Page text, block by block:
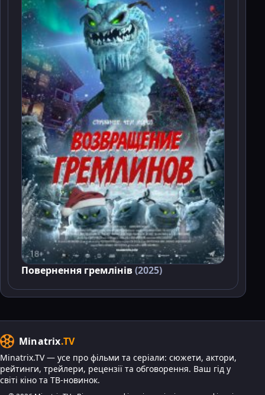
Повернення гремлінів(2025)
Minatrix.TV
Minatrix.TV — усе про фільми та серіали: сюжети, актори,
рейтинги, трейлери, рецензії та обговорення. Ваш гід у
світі кіно та ТВ-новинок.